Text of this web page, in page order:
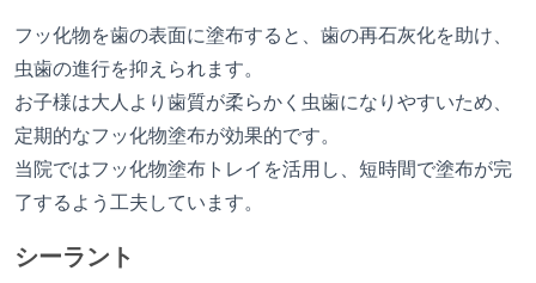
フッ化物を歯の表面に塗布すると、歯の再石灰化を助け、
虫歯の進行を抑えられます。
お子様は大人より歯質が柔らかく虫歯になりやすいため、
定期的なフッ化物塗布が効果的です。
当院ではフッ化物塗布トレイを活用し、短時間で塗布が完
了するよう工夫しています。
シーラント